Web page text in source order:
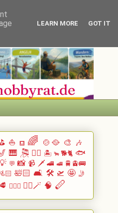
⛵ ⛾ 🌈 🍲🥘 🎨 🎶
🎹 🎘 🏄🏽 🏝️ 🐂 🐕🐈 🐟
💬 📸 📹 🗡️ 🚄 🚅 🚆🚊🚌
🛀🏻 🛋️ 🛠️ 🛫 🤩 🤳
🧗🏻‍♀️ 🧙‍♂️🪄 🧠 🪈
LEARN MORE GOT IT